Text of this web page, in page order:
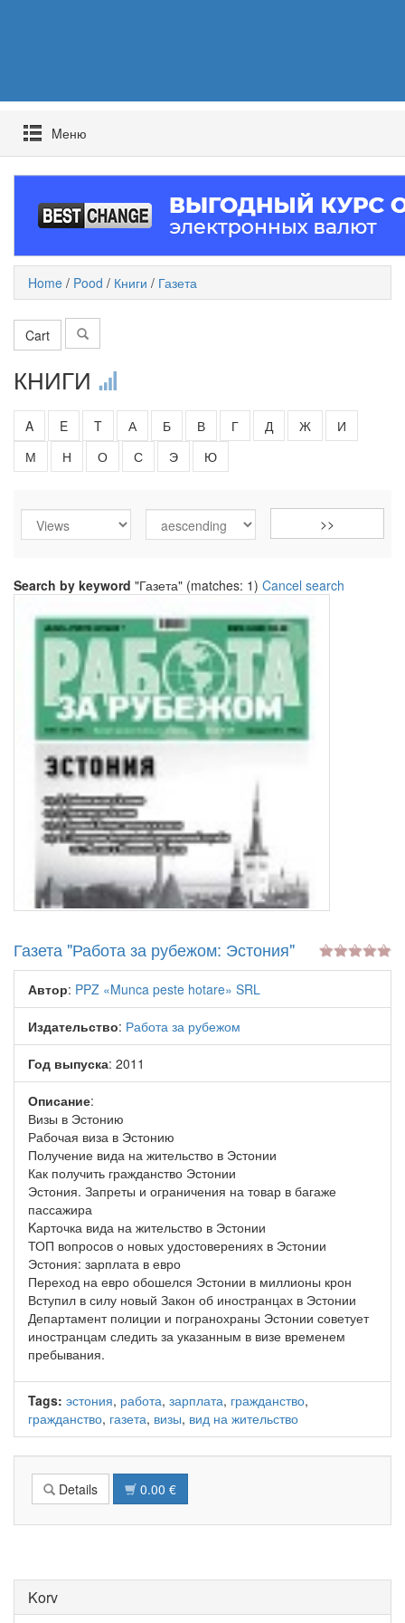
Mеню
Home / Pood / Книги / Газета
Cart
КНИГИ
A E T А Б В Г Д Ж
И
М
Н О С Э Ю
Search by keyword "Газета" (matches: 1) Cancel search
Газета "Работа за рубежом: Эстония"
Автор: PPZ «Munca peste hotare» SRL
Издательство: Работа за рубежом
Год выпуска: 2011
Описание:
Визы в Эстонию
Рабочая виза в Эстонию
Получение вида на жительство в Эстонии
Как получить гражданство Эстонии
Эстония. Запреты и ограничения на товар в багаже
пассажира
Kарточка вида на жительство в Эстонии
ТОП вопросов о новых удостоверениях в Эстонии
Эстония: зарплата в евро
Переход на евро обошелся Эстонии в миллионы крон
Вступил в силу новый Закон об иностранцах в Эстонии
Департамент полиции и погранохраны Эстонии советует
иностранцам следить за указанным в визе временем
пребывания.
Tags: эстония, работа, зарплата, гражданство,
гражданство, газета, визы, вид на жительство
Details 0.00 €
Korv